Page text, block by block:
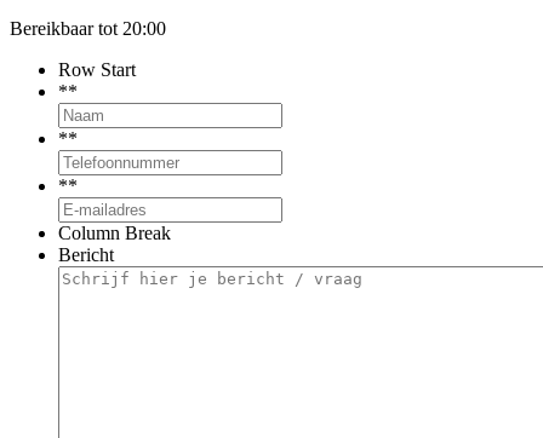
Bereikbaar tot 20:00
Row Start
**
**
**
Column Break
Bericht